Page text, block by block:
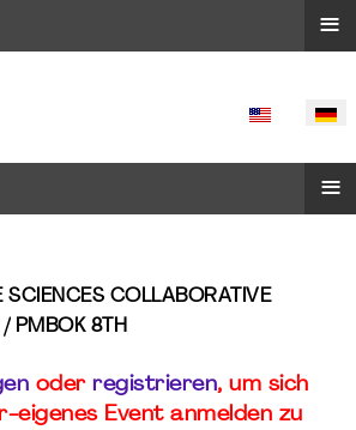
SPRACHE
≡
SCIENCES COLLABORATIVE
PMBOK 8TH
oder registrieren, um sich
eigenes Event anmelden zu
≡